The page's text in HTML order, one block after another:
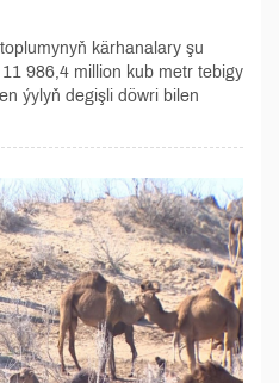
kärhanalary şu
986,4 million kub metr tebigy
ýylyň degişli döwri bilen